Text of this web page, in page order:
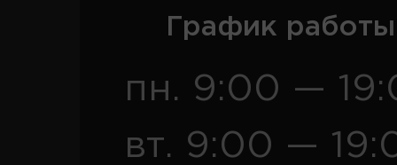
График
пн. 9:00 —
вт. 9:00 —